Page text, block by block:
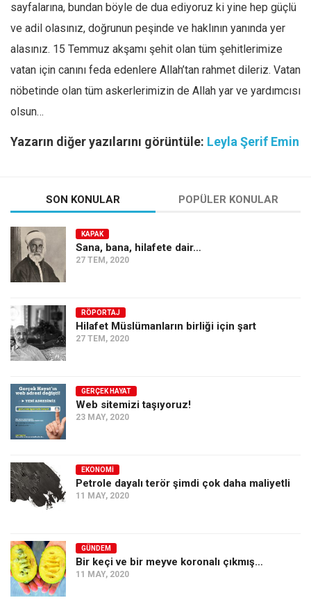
sayfalarına, bundan böyle de dua ediyoruz ki yine hep güçlü
ve adil olasınız, doğrunun peşinde ve haklının yanında yer
alasınız. 15 Temmuz akşamı şehit olan tüm şehitlerimize
vatan için canını feda edenlere Allah’tan rahmet dileriz. Vatan
nöbetinde olan tüm askerlerimizin de Allah yar ve yardımcısı
olsun…
Yazarın diğer yazılarını görüntüle: Leyla Şerif Emin
SON KONULAR POPÜLER KONULAR
KAPAK
Sana, bana, hilafete dair…
27 TEM, 2020
RÖPORTAJ
Hilafet Müslümanların birliği için şart
27 TEM, 2020
GERÇEK HAYAT
Web sitemizi taşıyoruz!
23 MAY, 2020
EKONOMI
Petrole dayalı terör şimdi çok daha maliyetli
11 MAY, 2020
GÜNDEM
Bir keçi ve bir meyve koronalı çıkmış…
11 MAY, 2020